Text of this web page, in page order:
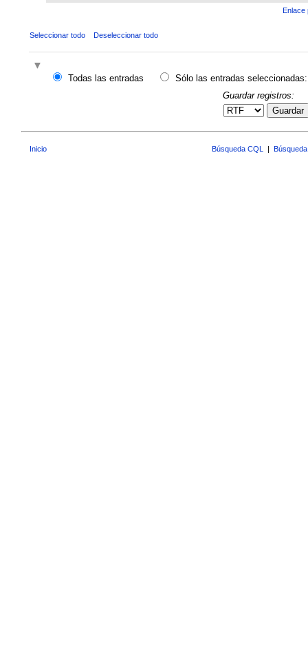
Enlace
Seleccionar todo Deseleccionar todo
Todas las entradas
Sólo las entradas seleccionadas:
Guardar registros:
Guardar
Inicio Búsqueda CQL